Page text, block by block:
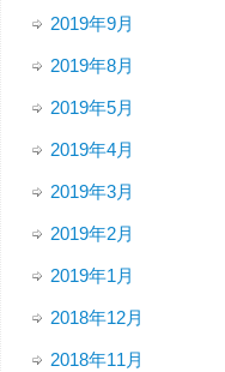
2019年9月
2019年8月
2019年5月
2019年4月
2019年3月
2019年2月
2019年1月
2018年12月
2018年11月